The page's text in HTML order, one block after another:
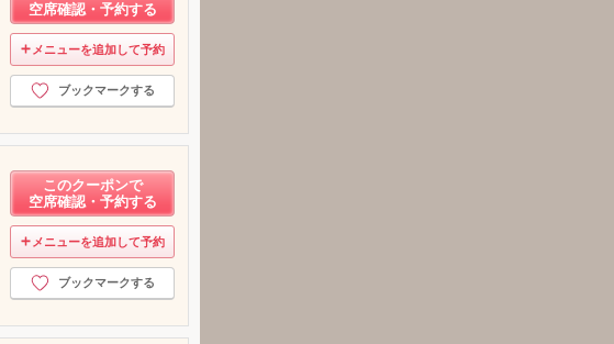
空席確認・予約する
メニューを追加して予約
ブックマークする
このクーポンで
空席確認・予約する
メニューを追加して予約
ブックマークする